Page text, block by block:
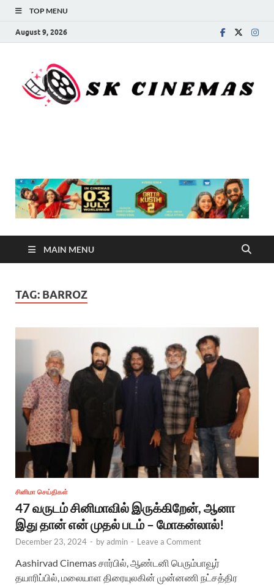
TOP MENU
August 9, 2026
MAIN MENU
TAG: BARROZ
சினிமா செய்திகள்
47 வருடம் சினிமாவில் இருக்கிறேன், ஆனா
இது தான் என் முதல் படம் – மோகன்லால்!
December 23, 2024 - byadmin - Leave a Comment
Aashirvad Cinemas சார்பில், ஆண்டனி பெரும்பாவூர்
தயாரிப்பில், மலையாள திரையுலகின் முன்னணி நட்சத்திர